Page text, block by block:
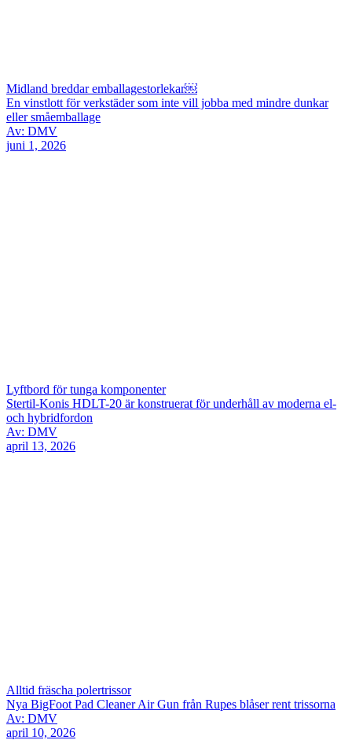
Midland breddar emballagestorlekar￼
En vinstlott för verkstäder som inte vill jobba med mindre dunkar
eller småemballage
Av: DMV
juni 1, 2026
Lyftbord för tunga komponenter
Stertil-Konis HDLT-20 är konstruerat för underhåll av moderna el-
och hybridfordon
Av: DMV
april 13, 2026
Alltid fräscha polertrissor
Nya BigFoot Pad Cleaner Air Gun från Rupes blåser rent trissorna
Av: DMV
april 10, 2026